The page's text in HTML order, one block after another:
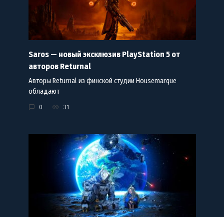
Saros — новый эксклюзив PlayStation 5 от
авторов Returnal
Авторы Returnal из финской студии Housemarque
обладают
0 31